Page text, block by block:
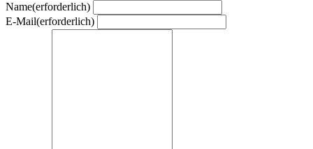
Name(erforderlich)
E-Mail(erforderlich)